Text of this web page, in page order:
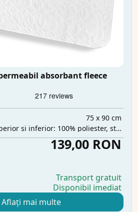
absorbant fleece
75 x 90 cm
Material superior și inferior: 100% poliester, strat intermediar: 100% poliuretan, strat absorbant: 100% poliester
139,00 RON
Transport gratuit
Disponibil imediat
mai multe